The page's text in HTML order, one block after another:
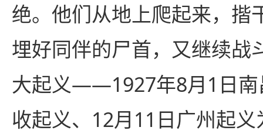
绝。他们从地上爬起来，揩
埋好同伴的尸首，又继续战
大起义——1927年8月1日南
收起义、12月11日广州起